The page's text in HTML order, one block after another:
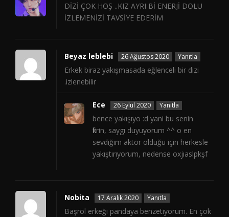
DİZİ ÇOK HOŞ ..KIZ AYRI Bİ ENERJİ DOLU
İZLEMENİZİ TAVSİYE EDERİM
Beyaz leblebi 26 Ağustos 2020 Yanıtla
Erkek biraz yakışmasada eğlenceli bir dizi
.izlenebilir
Ece 26 Eylül 2020 Yanıtla
bence yakışıyo :d yani bu senin
fikrin, saygı duyuyorum ^^ o en
sevdiğim aktör olduğu için herkesle
yakıştırıyorum, nedense oxjıaslpkşf
Nobita 17 Aralık 2020 Yanıtla
Başrol erkeği pandaya benzetiyorum. En çok